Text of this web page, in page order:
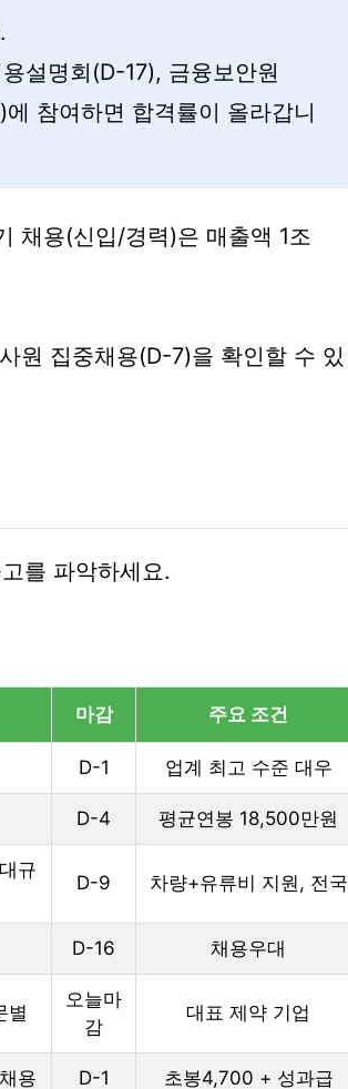
설명회(D-17), 금융보안원
참여하면 합격률이 올라갑니
채용(신입/경력)은 매출액 1조
원 집중채용(D-7)을 확인할 수 있
를 파악하세요.
마감 주요 조건
D-1 업계 최고 수준 대우
D-4 평균연봉 18,500만원
규
D-9 차량+유류비 지원, 전국
D-16 채용우대
별
오늘마
감
대표 제약 기업
용 D-1 초봉4,700 + 성과급